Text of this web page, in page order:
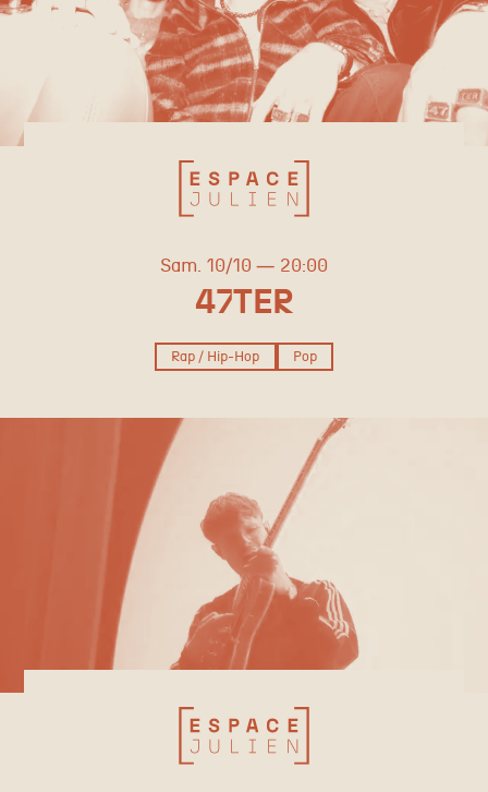
samedi
Sam. 10/octobre
10 20:00
47TER
Rap / Hip-Hop Pop